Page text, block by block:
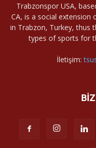
Trabzonspor USA,
CA, is a social extension
in Trabzon, Turkey, thus
types of sports for
İletişim: